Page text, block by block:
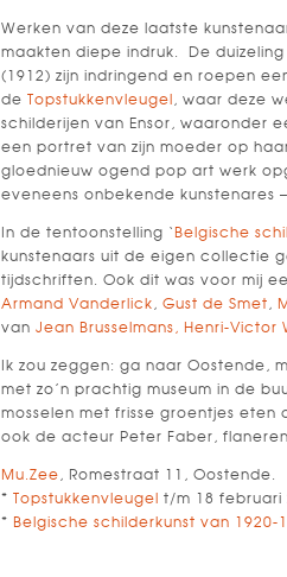
Werken van deze laatste
maakten diepe indruk. De
(1912) zijn indringend en roepen
de Topstukkenvleugel
, waar deze
schilderijen van Ensor, waaronder
een portret van zijn moeder op
gloednieuw ogend pop art werk
eveneens onbekende kunstenares –
In de tentoonstelling ‘ Belgische
kunstenaars uit de eigen collectie
tijdschriften. Ook dit was voor mij
Armand Vanderlick
Gust de Smet
van Jean Brusselmans, Henri-Victor
Ik zou zeggen: ga naar
met zo’n prachtig museum in de
mosselen met frisse groentjes
ook de acteur Peter Faber,
Mu.Zee , Romestraat 11, Oostende.
* Topstukkenvleugel
t/m 18 februari
* Belgische schilderkunst van 1920-